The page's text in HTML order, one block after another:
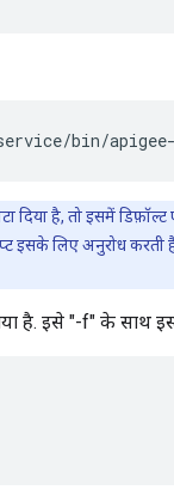
/bin/apigee-
है, तो इसमें
इसके लिए अनुरोध
है. इसे "-f" के साथ